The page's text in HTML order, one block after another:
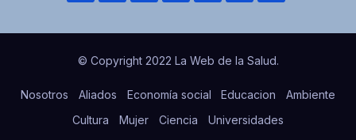
© Copyright 2022 La Web de la Salud.
Nosotros Aliados Economía social Educacion
Ambiente
Cultura
Mujer Ciencia
Universidades